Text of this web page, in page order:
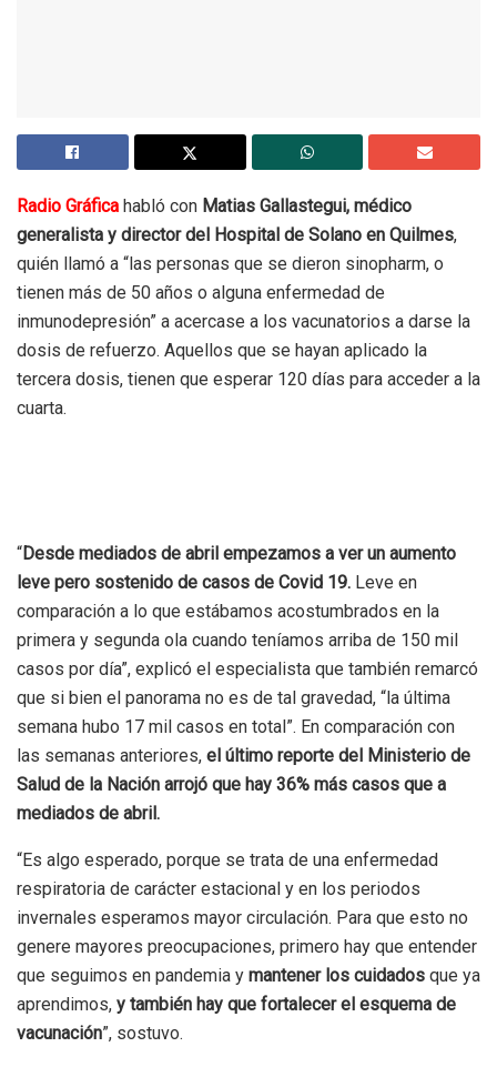
Radio Gráfica habló con Matias Gallastegui, médico
generalista y director del Hospital de Solano en Quilmes,
quién llamó a “las personas que se dieron sinopharm, o
tienen más de 50 años o alguna enfermedad de
inmunodepresión” a acercase a los vacunatorios a darse la
dosis de refuerzo. Aquellos que se hayan aplicado la
tercera dosis, tienen que esperar 120 días para acceder a la
cuarta.
“Desde mediados de abril empezamos a ver un aumento
leve pero sostenido de casos de Covid 19. Leve en
comparación a lo que estábamos acostumbrados en la
primera y segunda ola cuando teníamos arriba de 150 mil
casos por día”, explicó el especialista que también remarcó
que si bien el panorama no es de tal gravedad, “la última
semana hubo 17 mil casos en total”. En comparación con
las semanas anteriores, el último reporte del Ministerio de
Salud de la Nación arrojó que hay 36% más casos que a
mediados de abril.
“Es algo esperado, porque se trata de una enfermedad
respiratoria de carácter estacional y en los periodos
invernales esperamos mayor circulación. Para que esto no
genere mayores preocupaciones, primero hay que entender
que seguimos en pandemia y mantener los cuidados que ya
aprendimos, y también hay que fortalecer el esquema de
vacunación”, sostuvo.